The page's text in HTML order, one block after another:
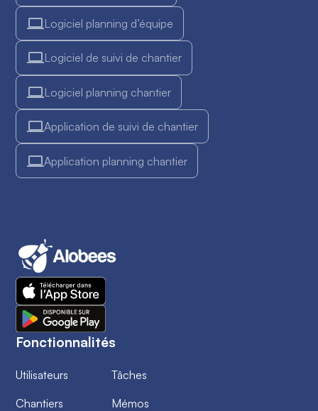
Logiciel planning d’équipe
Logiciel de suivi de chantier
Logiciel planning chantier
Application de suivi de chantier
Application planning chantier
Fonctionnalités
Utilisateurs
Chantiers
Tâches
Mémos